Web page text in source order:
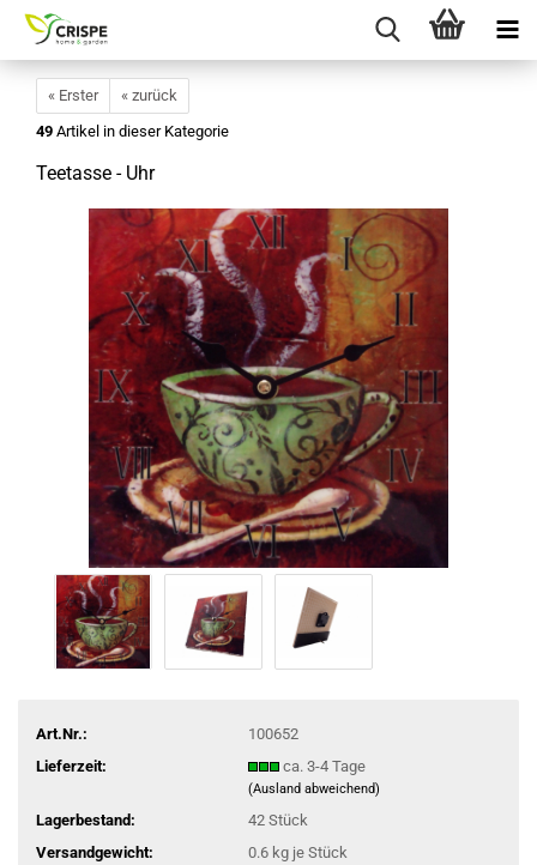
« Erster
« zurück
49 Artikel in dieser Kategorie
Teetasse - Uhr
Art.Nr.:
100652
Lieferzeit:
ca. 3-4 Tage
(Ausland abweichend)
Lagerbestand: 42 Stück
Versandgewicht:
0.6kg je Stück